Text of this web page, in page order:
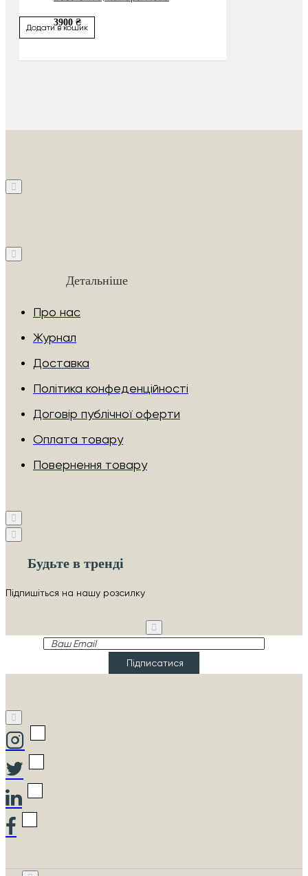
3900 ₴
Додати в кошик
Детальніше
Про нас
Журнал
Доставка
Політика конфеденційності
Договір публічної оферти
Оплата товару
Повернення товару
Будьте в тренді
Підпишіться на нашу розсилку
Ваш
Підписатися